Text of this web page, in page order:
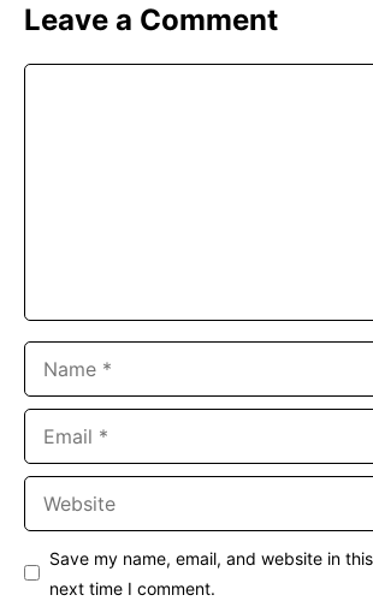
Leave a Comment
Save my name, email, and website in
next time I comment.